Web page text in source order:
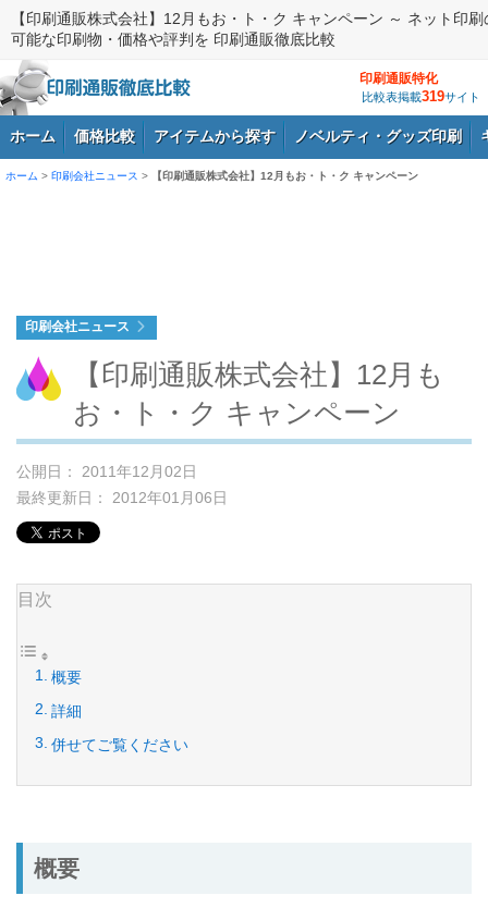
【印刷通販株式会社】12月もお・ト・ク キャンペーン ～ ネット印刷
可能な印刷物・価格や評判を 印刷通販徹底比較
印刷通販特化
比較表掲載319サイト
ホーム 価格比較 アイテムから探す ノベルティ・グッズ印刷
ホーム > 印刷会社ニュース > 【印刷通販株式会社】12月もお・ト・ク キャンペーン
印刷会社ニュース
【印刷通販株式会社】12月も
お・ト・ク キャンペーン
公開日： 2011年12月02日
最終更新日： 2012年01月06日
目次
概要
詳細
併せてご覧ください
概要